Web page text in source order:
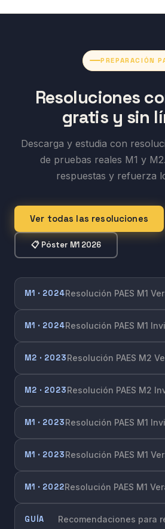
PREPARACIÓN
Resoluciones
gratis y sin
Descarga y estudia con
de pruebas reales M1 y
respuestas y refuerza
Ver todas las resoluciones
📋 Póster M1 2026
M1 · 2024Resolución PAES M1
M1 · 2024Resolución PAES M1
M2 · 2023Resolución PAES M2
M2 · 2023Resolución PAES M2
M1 · 2023Resolución PAES M1
M1 · 2023Resolución PAES M1
M1 · 2022Resolución PAES M1
GUÍA Recomendaciones para